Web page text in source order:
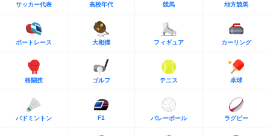
サッカー代表 高校年代 競馬 地方競馬
ボートレース 大相撲 フィギュア カーリング
格闘技 ゴルフ テニス 卓球
バドミントン F1 バレーボール ラグビー